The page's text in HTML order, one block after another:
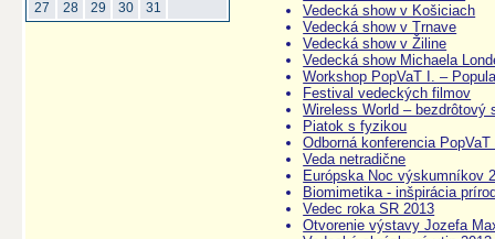
27
28 29 30 31
Vedecká show v Košiciach
Vedecká show v Trnave
Vedecká show v Žiline
Vedecká show Michaela
Workshop PopVaT I. –
Festival vedeckých filmov
Wireless World – bezdrôtový
Piatok s fyzikou
Odborná konferencia PopVaT
Veda netradične
Európska Noc výskumníkov
Biomimetika - inšpirácia
Vedec roka SR 2013
Otvorenie výstavy Jozefa